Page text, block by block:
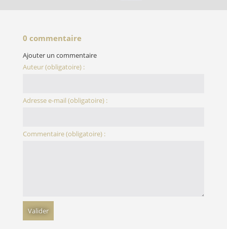
0 commentaire
Ajouter un commentaire
Auteur (obligatoire) :
Adresse e-mail (obligatoire) :
Commentaire (obligatoire) :